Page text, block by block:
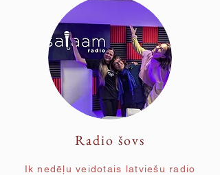
Radio šovs
Ik nedēļu veidotais latviešu radio